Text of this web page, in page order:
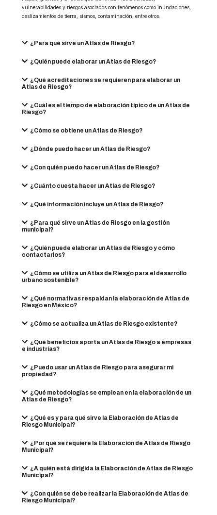
vulnerabilidades y riesgos asociados con fenómenos como inundaciones,
deslizamientos de tierra, sismos, contaminación, entre otros.
¿Para qué sirve un Atlas de Riesgo?
¿Quién puede elaborar un Atlas de Riesgo?
¿Qué acreditaciones se requieren para elaborar un
Atlas de Riesgo?
¿Cuál es el tiempo de elaboración típico de un Atlas de
Riesgo?
¿Cómo se obtiene un Atlas de Riesgo?
¿Dónde puedo hacer un Atlas de Riesgo?
¿Con quién puedo hacer un Atlas de Riesgo?
¿Cuánto cuesta hacer un Atlas de Riesgo?
¿Qué información incluye un Atlas de Riesgo?
¿Para qué sirve un Atlas de Riesgo en la gestión
municipal?
¿Quién puede elaborar un Atlas de Riesgo y cómo
contactarlos?
¿Cómo se utiliza un Atlas de Riesgo para el desarrollo
urbano sostenible?
¿Qué normativas respaldan la elaboración de Atlas de
Riesgo en México?
¿Cómo se actualiza un Atlas de Riesgo existente?
¿Qué beneficios aporta un Atlas de Riesgo a empresas
e industrias?
¿Puedo usar un Atlas de Riesgo para asegurar mi
propiedad?
¿Qué metodologías se emplean en la elaboración de un
Atlas de Riesgo?
¿Qué es y para qué sirve la Elaboración de Atlas de
Riesgo Municipal?
¿Por qué se requiere la Elaboración de Atlas de Riesgo
Municipal?
¿A quién está dirigida la Elaboración de Atlas de Riesgo
Municipal?
¿Con quién se debe realizar la Elaboración de Atlas de
Riesgo Municipal?